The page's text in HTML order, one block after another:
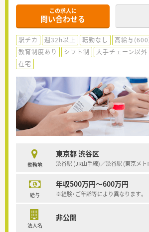
この求人に
問い合わせる
駅チカ 週32h以上 転勤なし
高給与
教育制度あり
シフト制 大手チェーン以外
在宅
勤務地
東京都 渋谷区
渋谷駅 (JR山手線)／渋谷駅 (東京メト
給与
年収500万円～600万円
※経験・ご年齢等により異なります。
法人名
非公開